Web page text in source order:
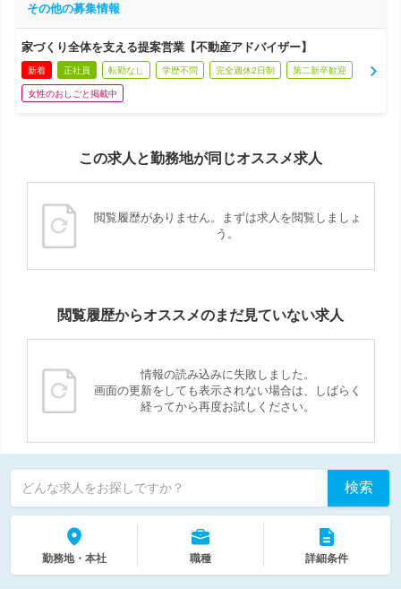
その他の募集情報
家づくり全体を支える提案営業【不動産アドバイザー】
新着 正社員 転勤なし 学歴不問 完全週休2日制 第二新卒歓迎
女性のおしごと掲載中
この求人と勤務地が同じオススメ求人
閲覧履歴がありません。まずは求人を閲覧しましょ
う。
閲覧履歴からオススメのまだ見ていない求人
情報の読み込みに失敗しました。
画面の更新をしても表示されない場合は、しばらく
経ってから再度お試しください。
どんな求人をお探しですか？ 検索
勤務地・本社 職種 詳細条件